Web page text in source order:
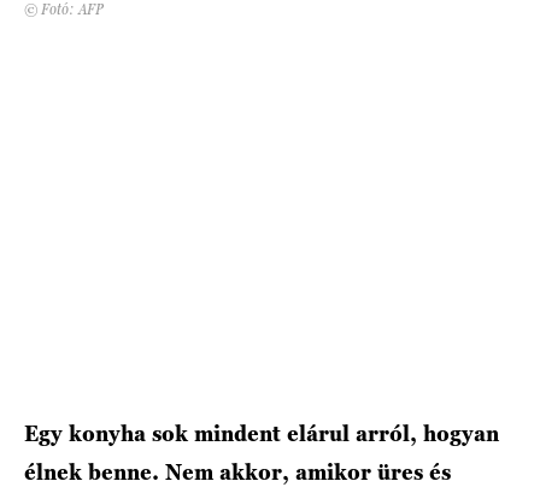
© Fotó: AFP
Egy konyha sok mindent elárul arról, hogyan
élnek benne. Nem akkor, amikor üres és